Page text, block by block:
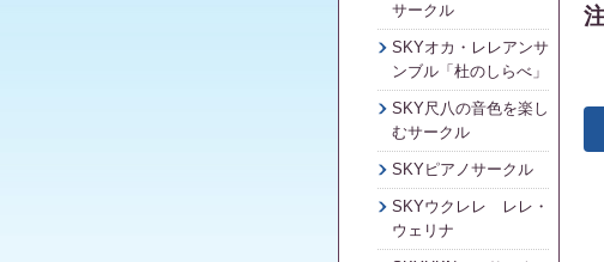
サークル
SKYオカ・レレアンサ
ンブル「杜のしらべ」
SKY尺八の音色を楽し
むサークル
SKYピアノサークル
SKYウクレレ レレ・
ウェリナ